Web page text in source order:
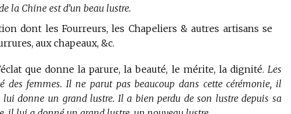
la Chine est d’un beau lustre.
dont les Fourreurs, les Chapeliers & autres artisans se
aux chapeaux, &c.
que donne la parure, la beauté, le mérite, la dignité.Les
des femmes. Il ne parut pas beaucoup dans cette cérémonie, il
lui donne un grand lustre. Il a bien perdu de son lustre depuis sa